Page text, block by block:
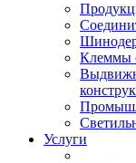
Клеммы
Услуги